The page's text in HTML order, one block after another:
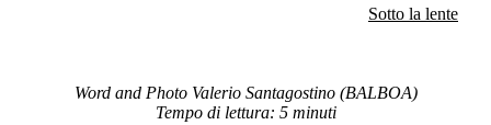
Sotto la lente
Word and Photo Valerio Santagostino (BALBOA)
Tempo di lettura: 5 minuti